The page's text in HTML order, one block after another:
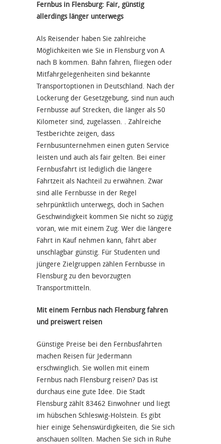
Fernbus in Flensburg: Fair, günstig
allerdings länger unterwegs
Als Reisender haben Sie zahlreiche
Möglichkeiten wie Sie in Flensburg von A
nach B kommen. Bahn fahren, fliegen oder
Mitfahrgelegenheiten sind bekannte
Transportoptionen in Deutschland. Nach der
Lockerung der Gesetzgebung, sind nun auch
Fernbusse auf Strecken, die länger als 50
Kilometer sind, zugelassen. . Zahlreiche
Testberichte zeigen, dass
Fernbusunternehmen einen guten Service
leisten und auch als fair gelten. Bei einer
Fernbusfahrt ist lediglich die längere
Fahrtzeit als Nachteil zu erwähnen. Zwar
sind alle Fernbusse in der Regel
sehrpünktlich unterwegs, doch in Sachen
Geschwindigkeit kommen Sie nicht so zügig
voran, wie mit einem Zug. Wer die längere
Fahrt in Kauf nehmen kann, fährt aber
unschlagbar günstig. Für Studenten und
jüngere Zielgruppen zählen Fernbusse in
Flensburg zu den bevorzugten
Transportmitteln.
Mit einem Fernbus nach Flensburg fahren
und preiswert reisen
Günstige Preise bei den Fernbusfahrten
machen Reisen für Jedermann
erschwinglich. Sie wollen mit einem
Fernbus nach Flensburg reisen? Das ist
durchaus eine gute Idee. Die Stadt
Flensburg zählt 83462 Einwohner und liegt
im hübschen Schleswig-Holstein. Es gibt
hier einige Sehenswürdigkeiten, die Sie sich
anschauen sollten. Machen Sie sich in Ruhe